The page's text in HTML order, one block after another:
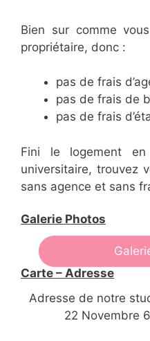
Bien sur comme
propriétaire, donc :
pas de frais
pas de frais de
pas de frais
Fini le logement
universitaire, trouvez
sans agence et sans
Galerie Photos
Carte – Adresse
Adresse de notre
22 Novembre